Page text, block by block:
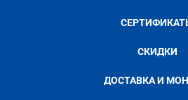
СКИДКИ
ДОСТАВКА И